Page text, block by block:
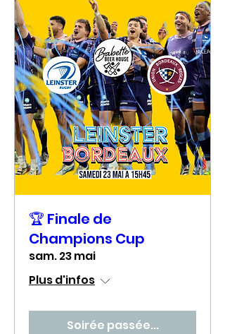
🏆 Finale de
Champions Cup
sam. 23 mai
Plus d'infos
Soirée passée...